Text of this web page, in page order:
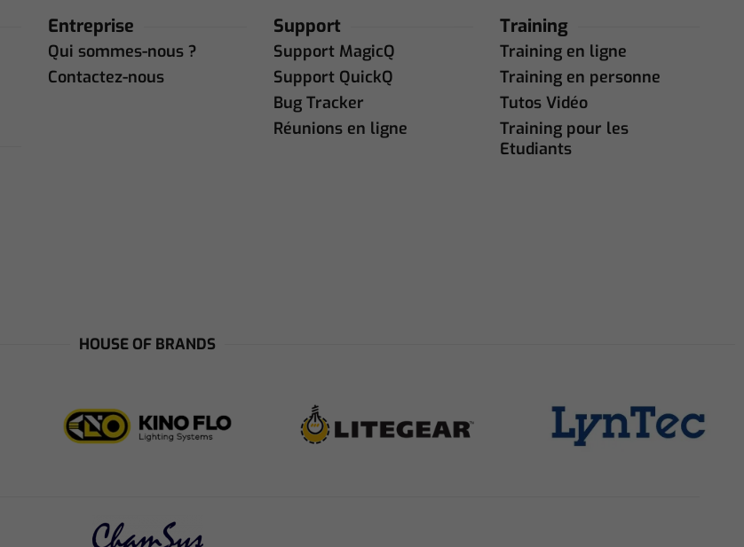
Entreprise
Qui sommes-nous ?
Contactez-nous
Support
Support MagicQ
Support QuickQ
Bug Tracker
Réunions en ligne
Training
Training en ligne
Training en personne
Tutos Vidéo
Training pour les
Etudiants
HOUSE OF BRANDS